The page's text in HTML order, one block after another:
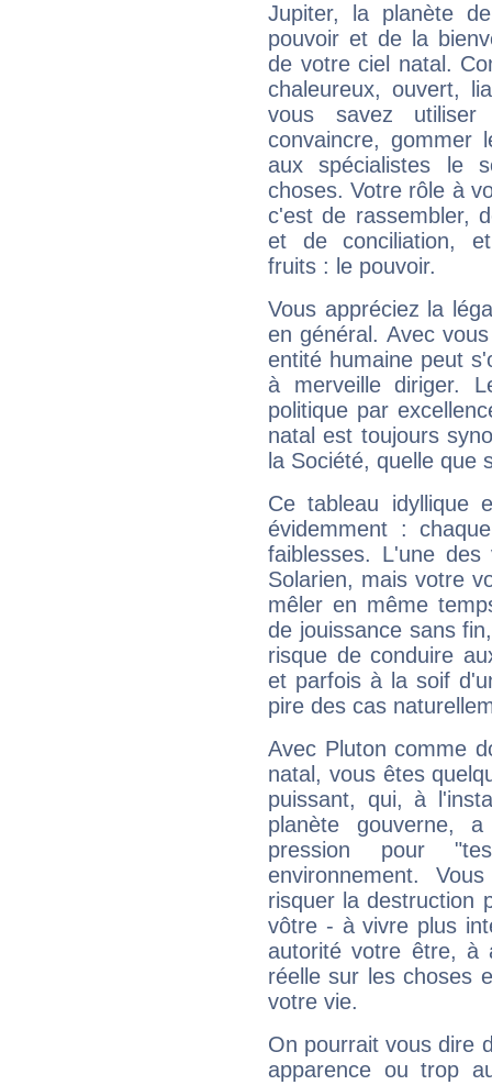
Jupiter, la planète
pouvoir et de la
de votre ciel natal.
chaleureux, ouvert,
vous savez
convaincre, gommer
aux spécialistes le
choses. Votre rôle à
c'est de rassembler,
et de conciliation,
fruits : le pouvoir.
Vous appréciez la
en général. Avec
entité humaine peut
à merveille diriger.
politique par
natal est toujours
la Société, quelle que
Ce tableau idyllique
évidemment :
faiblesses. L'une
Solarien, mais votre
mêler en même
de jouissance sans
risque de conduire
et parfois à la soif
pire des cas
Avec Pluton comme
natal, vous êtes
puissant, qui, à
planète gouverne,
pression pour
environnement.
risquer la destruction
vôtre - à vivre plus
autorité votre être, à
réelle sur les choses
votre vie.
On pourrait vous dire
apparence ou trop